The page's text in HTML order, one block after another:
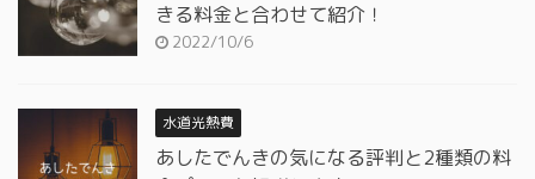
きる料金と合わせて紹介！
2022/10/6
水道光熱費
あしたでんきの気になる評判と2種類の料